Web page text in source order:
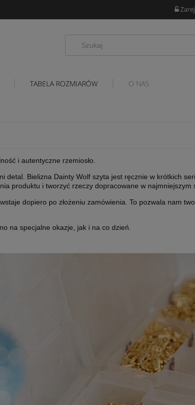
TABELA ROZMIARÓW O NAS
i autentyczne rzemiosło.
Bielizna Dainty Wolf szyta jest ręcznie w krótkich
produktu i tworzyć rzeczy dopracowane w najmniejszym
dopiero po złożeniu zamówienia. To pozwala nam
na specjalne okazje, jak i na co dzień.